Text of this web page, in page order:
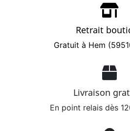
Retrait
Gratuit à Hem
Livraison
En point relais dès